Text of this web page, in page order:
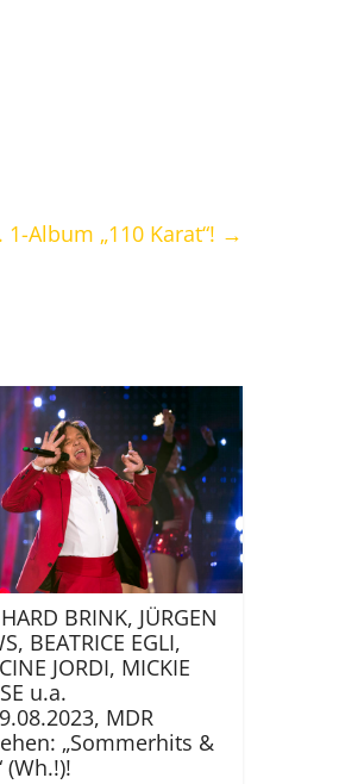
Album „110 Karat“! →
BRINK, JÜRGEN
BEATRICE EGLI,
JORDI, MICKIE
u.a.
MDR
„Sommerhits &
(Wh.!)!